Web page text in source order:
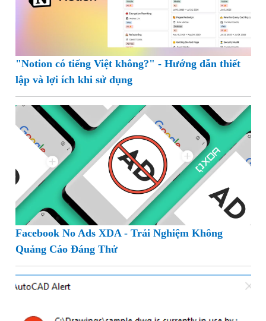
"Notion có tiếng Việt không?" - Hướng dẫn thiết
lập và lợi ích khi sử dụng
Facebook No Ads XDA - Trải Nghiệm Không
Quảng Cáo Đáng Thử